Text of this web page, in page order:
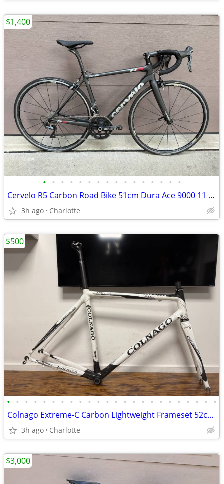
• • • • • • • • • • • • • • • •
Cervelo R5 Carbon Road Bike 51cm Dura Ace 9000 11 Speed
3h ago Charlotte
$1,400
• • • • • • • • • • • • • • • • • • • • • • • •
Colnago Extreme-C Carbon Lightweight Frameset 52cm Sloping Tube
3h ago Charlotte
$500
$3,000